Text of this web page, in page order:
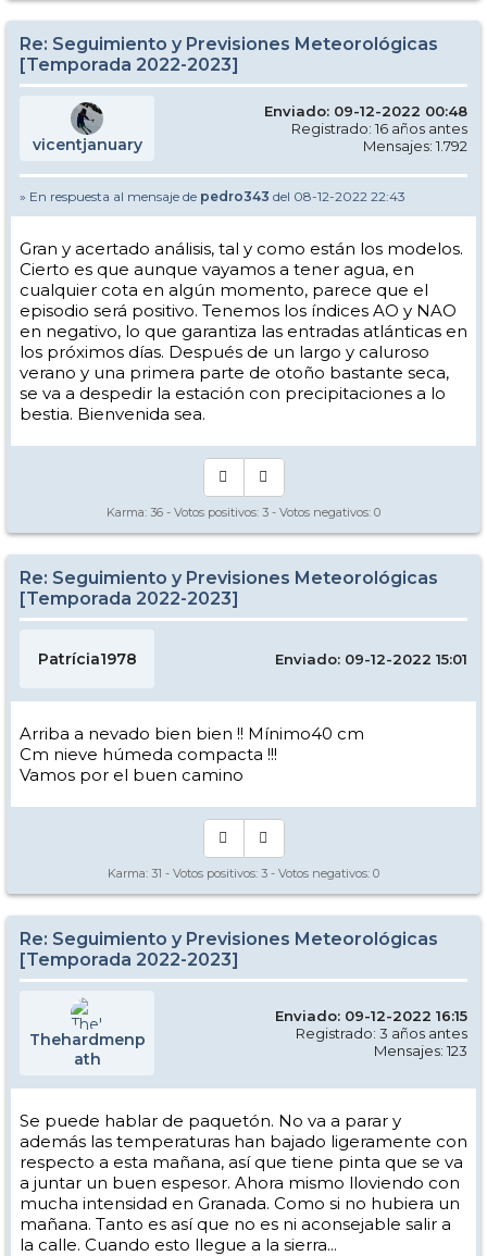
Re: Seguimiento y Previsiones Meteorológicas
[Temporada 2022-2023]
vicentjanuary
Enviado: 09-12-2022 00:48
Registrado: 16 años antes
Mensajes: 1.792
» En respuesta al mensaje de pedro343 del 08-12-2022 22:43
Gran y acertado análisis, tal y como están los modelos.
Cierto es que aunque vayamos a tener agua, en
cualquier cota en algún momento, parece que el
episodio será positivo. Tenemos los índices AO y NAO
en negativo, lo que garantiza las entradas atlánticas en
los próximos días. Después de un largo y caluroso
verano y una primera parte de otoño bastante seca,
se va a despedir la estación con precipitaciones a lo
bestia. Bienvenida sea.
Karma: 36 - Votos positivos: 3 - Votos negativos: 0
Re: Seguimiento y Previsiones Meteorológicas
[Temporada 2022-2023]
Patrícia1978 Enviado: 09-12-2022 15:01
Arriba a nevado bien bien !! Mínimo40 cm
Cm nieve húmeda compacta !!!
Vamos por el buen camino
Karma: 31 - Votos positivos: 3 - Votos negativos: 0
Re: Seguimiento y Previsiones Meteorológicas
[Temporada 2022-2023]
Thehardmenp
ath
Enviado: 09-12-2022 16:15
Registrado: 3 años antes
Mensajes: 123
Se puede hablar de paquetón. No va a parar y
además las temperaturas han bajado ligeramente con
respecto a esta mañana, así que tiene pinta que se va
a juntar un buen espesor. Ahora mismo lloviendo con
mucha intensidad en Granada. Como si no hubiera un
mañana. Tanto es así que no es ni aconsejable salir a
la calle. Cuando esto llegue a la sierra...